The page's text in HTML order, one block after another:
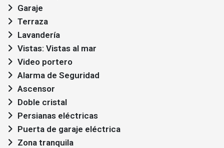
Garaje
Terraza
Lavandería
Vistas: Vistas al mar
Video portero
Alarma de Seguridad
Ascensor
Doble cristal
Persianas eléctricas
Puerta de garaje eléctrica
Zona tranquila